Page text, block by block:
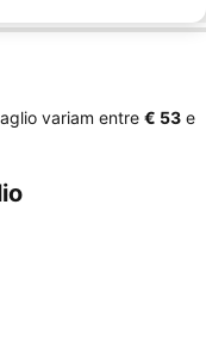
variam entre ‎€ 53 e